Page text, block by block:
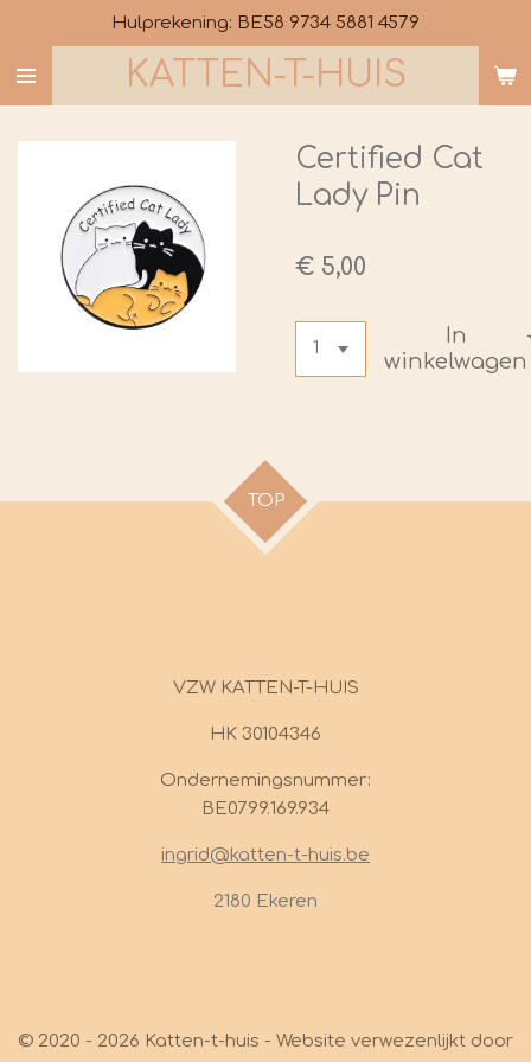
direct
naar
de
hoofdinhoud
KATTEN-T-HUIS
Hulprekening: BE58 9734 5881 4579
Certified Cat
Lady Pin
€ 5,00
In
winkelwagen
TOP
VZW KATTEN-T-HUIS
HK 30104346
Ondernemingsnummer:
BE0799.169.934
ingrid@katten-t-huis.be
2180 Ekeren
© 2020 - 2026 Katten-t-huis - Website verwezenlijkt door